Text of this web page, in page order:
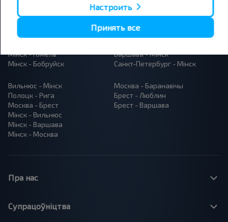
Мінск - Несвиж
Мінск - Пинск
Мінск - Гомель
Мінск - Бобруйск
Мінск - Баранавiчы
Гомель - Мінск
Брест - Тересполь
Варшава - Мінск
Санкт-Петербург - Мінск
Вильнюс - Мінск
Полоцк - Рига
Москва - Брест
Мінск - Вильнюс
Мінск - Варшава
Мінск - Москва
Москва - Баранавiчы
Брест - Люблин
Брест - Варшава
Пра нас
Супрацоўніцтва
Настроить
Принять все